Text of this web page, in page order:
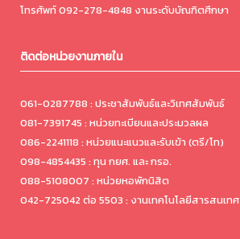
โทรศัพท์ 092-278-4848 งานระดับบัณฑิตศึกษา
ติดต่อหน่วยงานภายใน
061-0287788 : ประชาสัมพันธ์และวิเทศสัมพันธ์
081-7391745 : หน่วยทะเบียนและประมวลผล
086-2241118 : หน่วยแนะแนวและรับเข้า (ตรี/โท)
098-4854435 : ทุน กยศ. และ กรอ.
088-5108007 : หน่วยหอพักนิสิต
042-725042 ต่อ 5503 : งานเทคโนโลยีสารสนเทศ